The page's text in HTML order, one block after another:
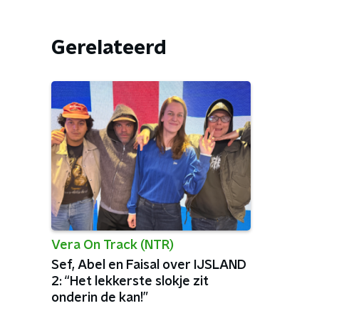
Gerelateerd
Vera On Track (NTR)
Sef, Abel en Faisal over IJSLAND
2: “Het lekkerste slokje zit
onderin de kan!”